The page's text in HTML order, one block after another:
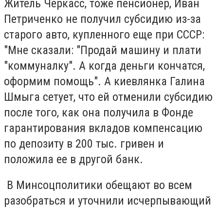
Житель Черкасс, тоже пенсионер, Иван
Петриченко не получил субсидию из-за
старого авто, купленного еще при СССР:
"Мне сказали: "Продай машину и плати
"коммуналку". А когда деньги кончатся,
оформим помощь". А киевлянка Галина
Шмыга сетует, что ей отменили субсидию
после того, как она получила в Фонде
гарантирования вкладов компенсацию
по депозиту в 200 тыс. гривен и
положила ее в другой банк.
В Минсоцполитики обещают во всем
разобраться и уточнили исчерпывающий